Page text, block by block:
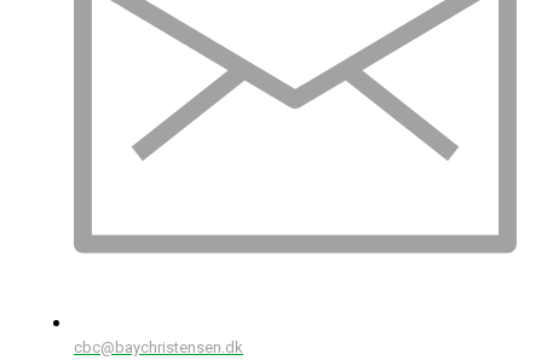
cbc@baychristensen.dk